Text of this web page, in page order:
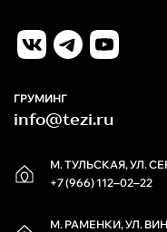
М. ТУЛЬСКАЯ, УЛ.
+7 (966) 112‒02‒22
М. РАМЕНКИ, УЛ.
ГРУМИНГ
info@tezi.ru